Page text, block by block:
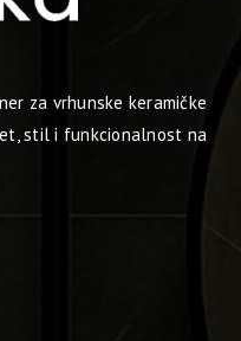
za vrhunske keramičke
stil i funkcionalnost na